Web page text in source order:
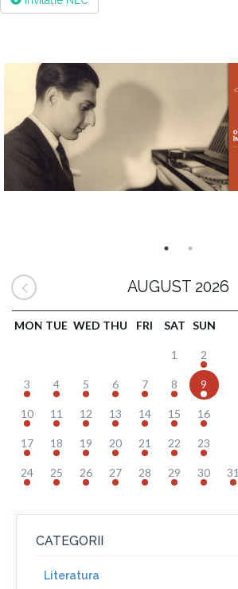
AUGUST 2026
MON TUE WED THU FRI SAT SUN
1 2
3 4 5 6 7 8 9
10 11 12 13 14 15 16
17 18 19 20 21 22 23
24 25 26 27 28 29 30 31
CATEGORII
Literatura